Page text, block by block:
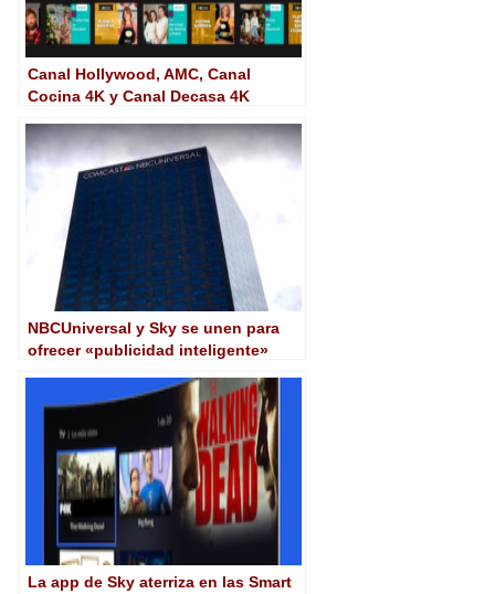
Canal Hollywood, AMC, Canal
Cocina 4K y Canal Decasa 4K
servicio bajo demanda de Movistar+
NBCUniversal y Sky se unen para
ofrecer «publicidad inteligente»
La app de Sky aterriza en las Smart